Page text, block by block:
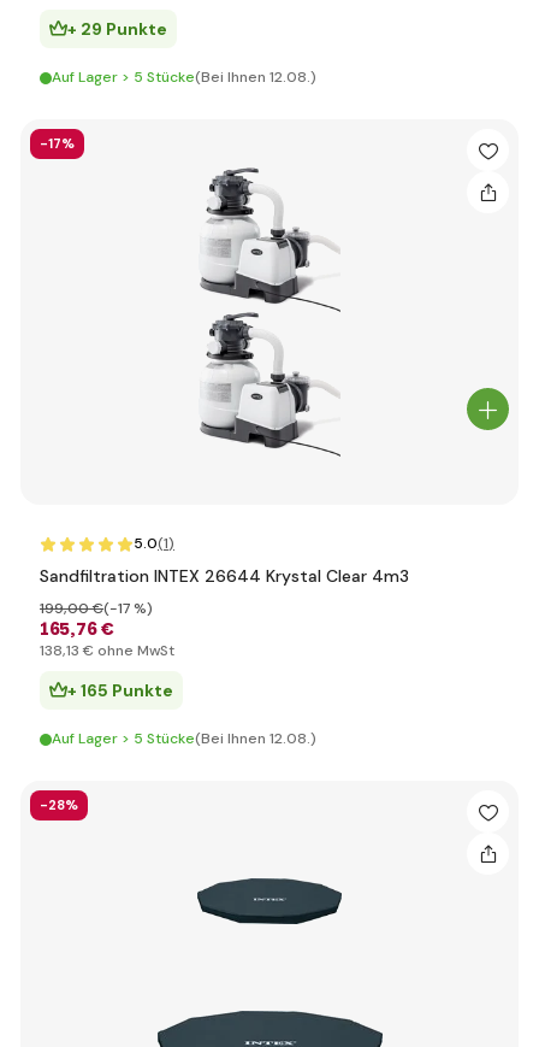
+ 29 Punkte
Auf Lager > 5 Stücke(Bei Ihnen 12.08.)
-17%
5.0(1)
Sandfiltration INTEX 26644 Krystal Clear 4m3
165,76 €
199,00 €(-17 %)
138,13 € ohne MwSt
+ 165 Punkte
Auf Lager > 5 Stücke(Bei Ihnen 12.08.)
-28%